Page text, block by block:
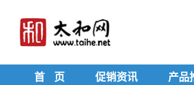
首 页 促销资讯 产品